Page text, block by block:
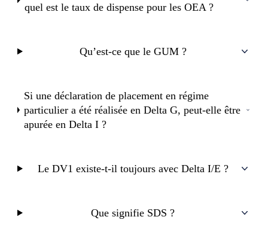
quel est le taux de dispense pour les OEA ?
Qu’est-ce que le GUM ?
Si une déclaration de placement en régime
particulier a été réalisée en Delta G, peut-elle être
apurée en Delta I ?
Le DV1 existe-t-il toujours avec Delta I/E ?
Que signifie SDS ?